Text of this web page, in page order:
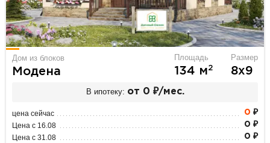
Дом из блоков
Модена
Площадь
134 м2
Размер
8х9
В ипотеку: от 0 ₽/мес.
цена сейчас 0 ₽
Цена с 16.08 0 ₽
Цена с 31.08 0 ₽